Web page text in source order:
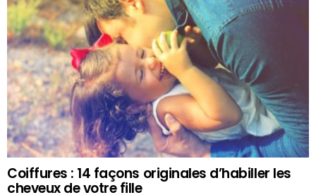
Coiffures : 14 façons originales d’habiller les
cheveux de votre fille